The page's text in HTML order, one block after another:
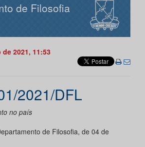
de Filosofia
2021, 11:53
2021/DFL
no país
de Filosofia, de 04 de